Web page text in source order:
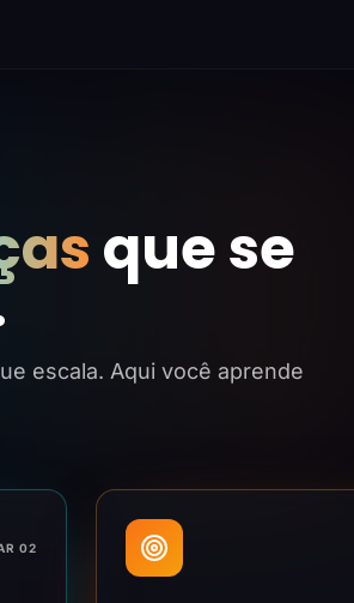
que se
escala. Aqui você aprende
02